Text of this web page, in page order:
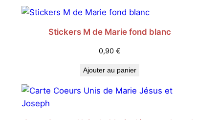
Stickers M de Marie fond blanc
0,90 €
Ajouter au panier